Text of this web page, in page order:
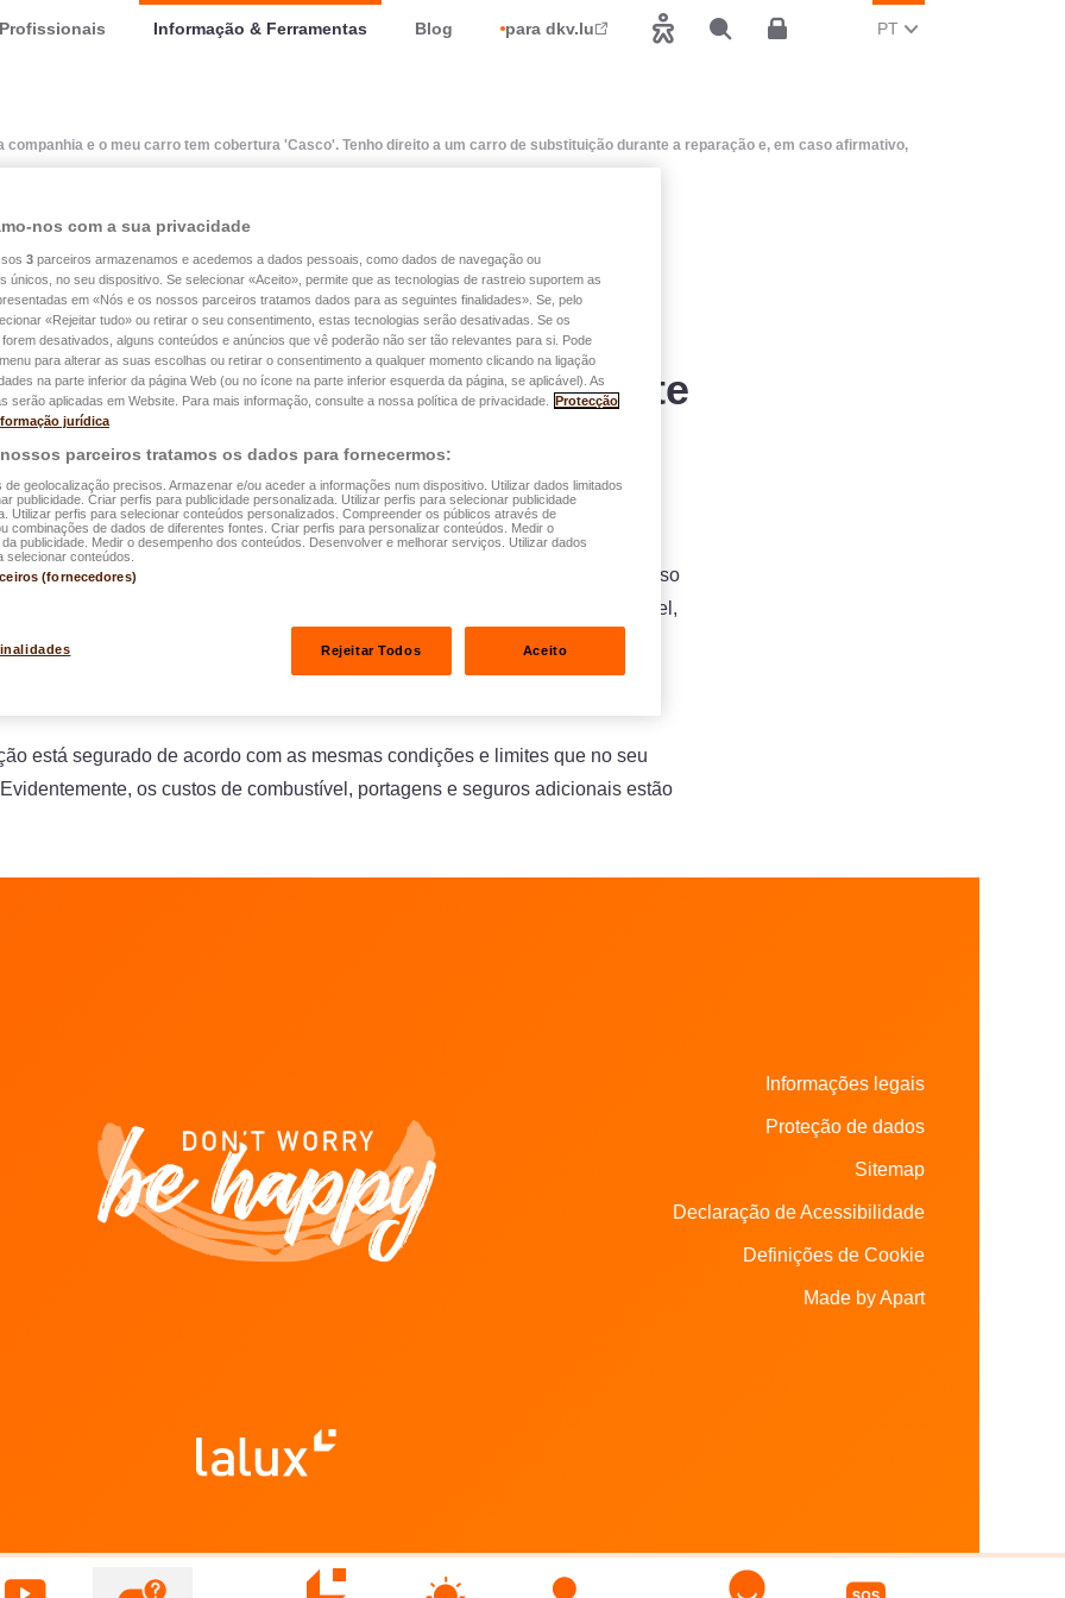
Profissionais Informação & Ferramentas Blog para dkv.lu
Pesquisar
AcessibilidadeEspace client
MUDAR O IDIOMA
PT(PORTUGUÊS)
companhia e o meu carro tem cobertura 'Casco'. Tenho direito a um carro de substituição durante a reparação e, em caso afirmativo,
seguro na sua companhia e o
tem cobertura 'Casco'. Tenho
carro de substituição durante
e, em caso afirmativo,
tempo?
de Substituição" terá direito a um carro de substituição durante 5 dias em caso
dias em caso de acidente. Se o seu carro for desclassificado e for irreparável,
se até 36 dias e até 61 dias em caso de roubo.
são reembolsados até um máximo de 30,- € por dia.
está segurado de acordo com as mesmas condições e limites que no seu
os custos de combustível, portagens e seguros adicionais estão
Informações legais
Proteção de dados
Sitemap
Declaração de Acessibilidade
Definições de Cookie
Made by Apart
nos com a sua privacidade
3 parceiros armazenamos e acedemos a dados pessoais, como dados de navegação ou
únicos, no seu dispositivo. Se selecionar «Aceito», permite que as tecnologias de rastreio suportem as
em «Nós e os nossos parceiros tratamos dados para as seguintes finalidades». Se, pelo
«Rejeitar tudo» ou retirar o seu consentimento, estas tecnologias serão desativadas. Se os
desativados, alguns conteúdos e anúncios que vê poderão não ser tão relevantes para si. Pode
para alterar as suas escolhas ou retirar o consentimento a qualquer momento clicando na ligação
na parte inferior da página Web (ou no ícone na parte inferior esquerda da página, se aplicável). As
serão aplicadas em Website. Para mais informação, consulte a nossa política de privacidade.
Protecção
jurídica
parceiros tratamos os dados para fornecermos:
de geolocalização precisos. Armazenar e/ou aceder a informações num dispositivo. Utilizar dados limitados
publicidade. Criar perfis para publicidade personalizada. Utilizar perfis para selecionar publicidade
Utilizar perfis para selecionar conteúdos personalizados. Compreender os públicos através de
combinações de dados de diferentes fontes. Criar perfis para personalizar conteúdos. Medir o
publicidade. Medir o desempenho dos conteúdos. Desenvolver e melhorar serviços. Utilizar dados
selecionar conteúdos.
(fornecedores)
Rejeitar Todos Aceito